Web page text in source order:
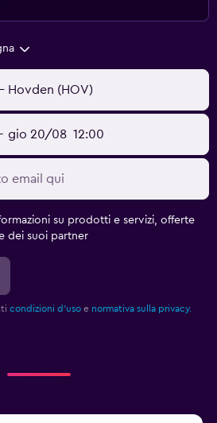
Hovden (HOV)
- gio 20/08 12:00
su prodotti e servizi, offerte
dei suoi partner
condizioni d'uso e normativa sulla privacy.